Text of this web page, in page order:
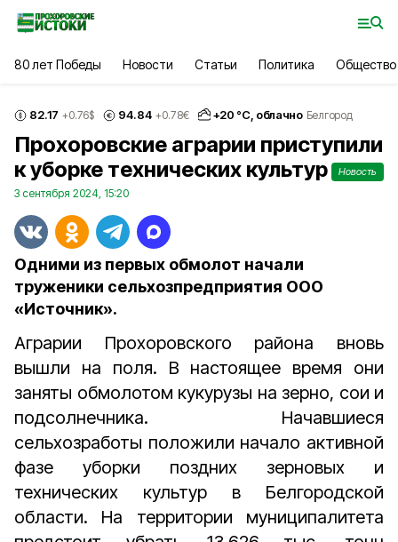
80 лет Победы Новости Статьи Политика Общество
82.17 +0.76$ 94.84 +0.78€ +20 °С, облачно Белгород
Прохоровские аграрии приступили
к уборке технических культур
Новость
3 сентября 2024, 15:20
Одними из первых обмолот начали
труженики сельхозпредприятия ООО
«Источник».
Аграрии Прохоровского района вновь
вышли на поля. В настоящее время они
заняты обмолотом кукурузы на зерно, сои и
подсолнечника. Начавшиеся
сельхозработы положили начало активной
фазе уборки поздних зерновых и
технических культур в Белгородской
области. На территории муниципалитета